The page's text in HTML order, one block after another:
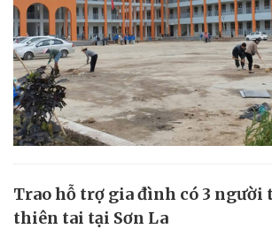
Trao hỗ trợ gia đình có 3 người
thiên tai tại Sơn La